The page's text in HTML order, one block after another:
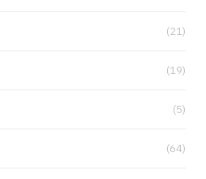
(21)
(19)
(5)
(64)